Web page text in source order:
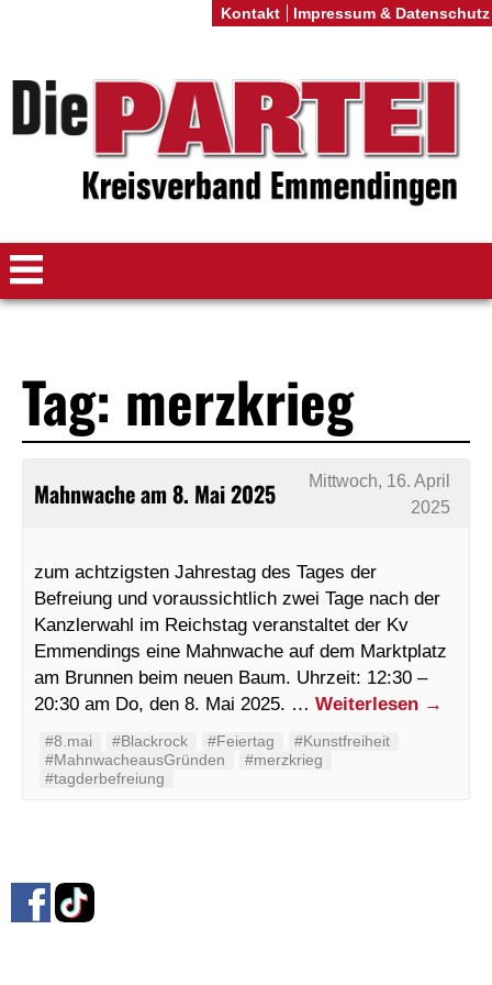
Tag: merzkrieg
Mahnwache am 8. Mai 2025
Mittwoch, 16. April
2025
zum achtzigsten Jahrestag des Tages der
Befreiung und voraussichtlich zwei Tage nach der
Kanzlerwahl im Reichstag veranstaltet der Kv
Emmendings eine Mahnwache auf dem Marktplatz
am Brunnen beim neuen Baum. Uhrzeit: 12:30 –
20:30 am Do, den 8. Mai 2025. … Weiterlesen →
#8.mai #Blackrock #Feiertag
#Kunstfreiheit
#MahnwacheausGründen
#merzkrieg
#tagderbefreiung
Kontakt Impressum & Datenschutz